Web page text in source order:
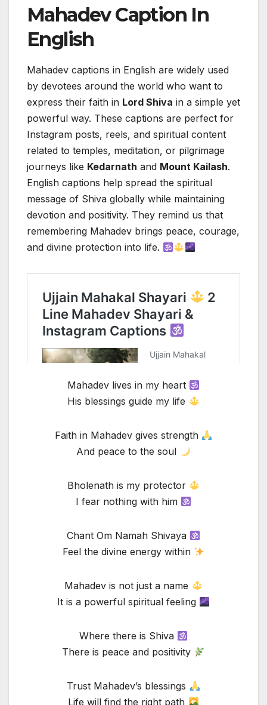
Mahadev Caption In
English
Mahadev captions in English are widely used
by devotees around the world who want to
express their faith in Lord Shiva in a simple yet
powerful way. These captions are perfect for
Instagram posts, reels, and spiritual content
related to temples, meditation, or pilgrimage
journeys like Kedarnath and Mount Kailash.
English captions help spread the spiritual
message of Shiva globally while maintaining
devotion and positivity. They remind us that
remembering Mahadev brings peace, courage,
and divine protection into life.
Mahadev lives in my heart
His blessings guide my life
Faith in Mahadev gives strength
And peace to the soul
Bholenath is my protector
I fear nothing with him
Chant Om Namah Shivaya
Feel the divine energy within
Mahadev is not just a name
It is a powerful spiritual feeling
Where there is Shiva
There is peace and positivity
Trust Mahadev’s blessings
Life will find the right path